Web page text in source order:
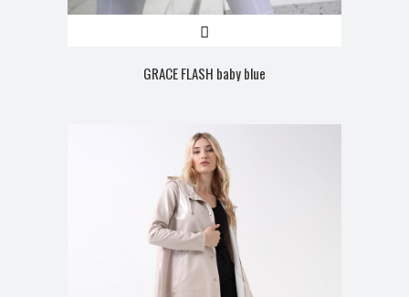
GRACE FLASH baby blue